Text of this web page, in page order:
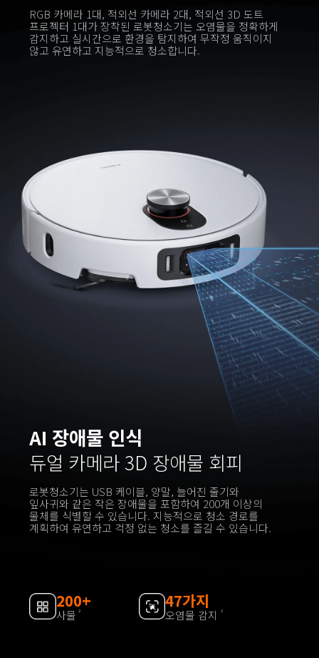
RGB 카메라 1대, 적외선 카메라 2대, 적외선 3D 도트
프로젝터 1대가 장착된 로봇청소기는 오염물을 정확하게
감지하고 실시간으로 환경을 탐지하여 무작정 움직이지
않고 유연하고 지능적으로 청소합니다.
AI 장애물 인식
듀얼 카메라 3D 장애물 회피
로봇청소기는 USB 케이블, 양말, 늘어진 줄기와
잎사귀와 같은 작은 장애물을 포함하여 200개 이상의
물체를 식별할 수 있습니다. 지능적으로 청소 경로를
계획하여 유연하고 걱정 없는 청소를 즐길 수 있습니다.
200+
사물 2 47가지
오염물 감지 2